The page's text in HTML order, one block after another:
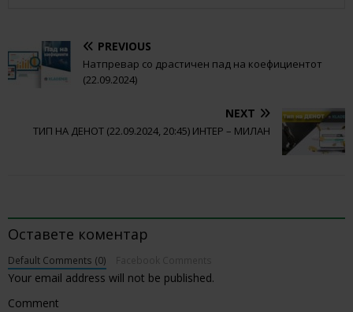
PREVIOUS
Натпревар со драстичен пад на коефициентот
(22.09.2024)
NEXT
ТИП НА ДЕНОТ (22.09.2024, 20:45) ИНТЕР – МИЛАН
Оставете коментар
Default Comments (0)
Your email address will not be published.
Comment